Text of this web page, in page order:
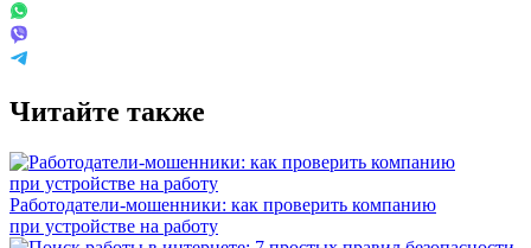
Читайте также
Работодатели-мошенники: как проверить компанию
при устройстве на работу